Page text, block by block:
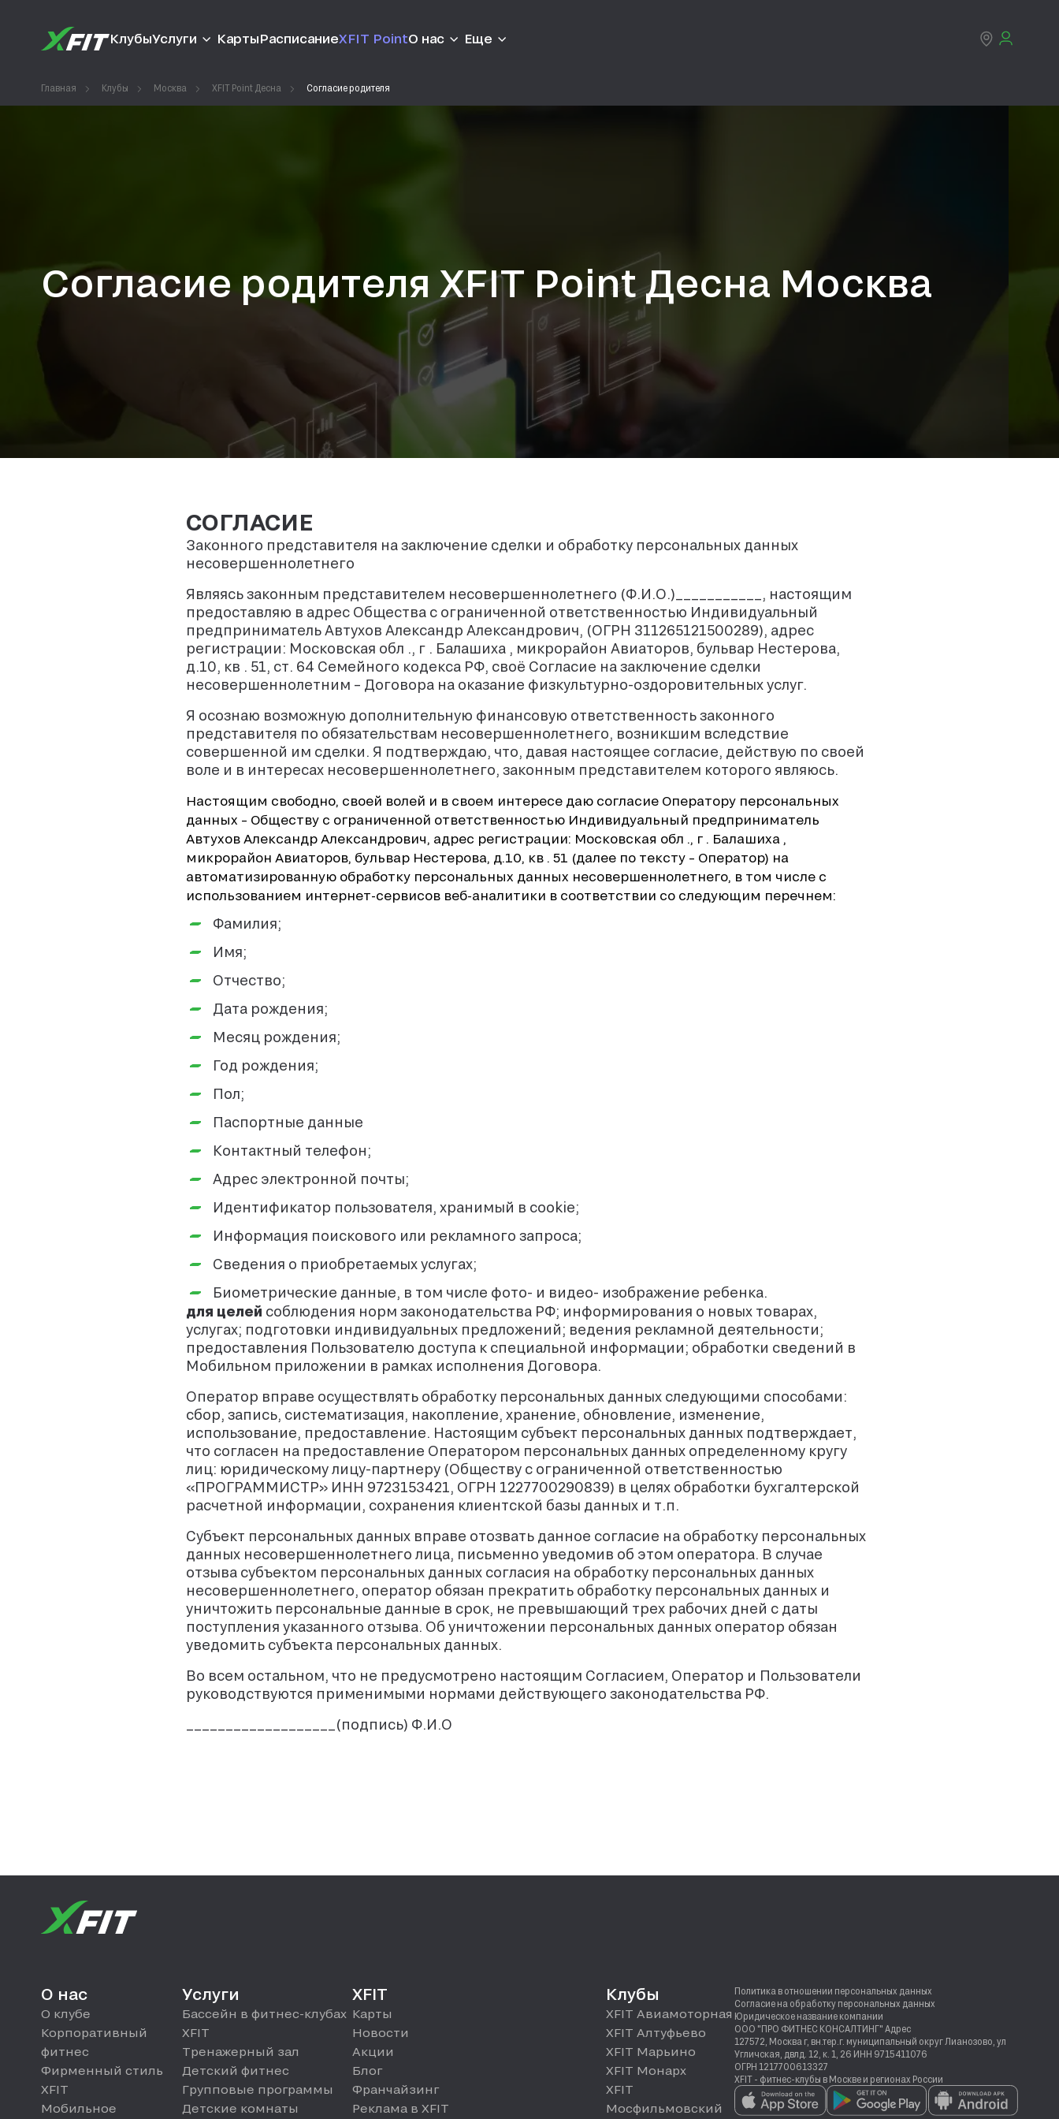
КлубыУслуги КартыРасписаниеXFIT PointО нас Еще
Главная Клубы Москва XFIT Point Десна Согласие родителя
Согласие родителя XFIT Point Десна Москва
СОГЛАСИЕ
Законного представителя на заключение сделки и обработку персональных данных
несовершеннолетнего
Являясь законным представителем несовершеннолетнего (Ф.И.О.)___________, настоящим
предоставляю в адрес Общества с ограниченной ответственностью Индивидуальный
предприниматель Автухов Александр Александрович, (ОГРН 311265121500289), адрес
регистрации: Московская обл ., г . Балашиха , микрорайон Авиаторов, бульвар Нестерова,
д.10, кв . 51, ст. 64 Семейного кодекса РФ, своё Согласие на заключение сделки
несовершеннолетним – Договора на оказание физкультурно-оздоровительных услуг.
Я осознаю возможную дополнительную финансовую ответственность законного
представителя по обязательствам несовершеннолетнего, возникшим вследствие
совершенной им сделки. Я подтверждаю, что, давая настоящее согласие, действую по своей
воле и в интересах несовершеннолетнего, законным представителем которого являюсь.
Настоящим свободно, своей волей и в своем интересе даю согласие Оператору персональных
данных – Обществу с ограниченной ответственностью Индивидуальный предприниматель
Автухов Александр Александрович, адрес регистрации: Московская обл ., г . Балашиха ,
микрорайон Авиаторов, бульвар Нестерова, д.10, кв . 51 (далее по тексту – Оператор) на
автоматизированную обработку персональных данных несовершеннолетнего, в том числе с
использованием интернет-сервисов веб-аналитики в соответствии со следующим перечнем:
Фамилия;
Имя;
Отчество;
Дата рождения;
Месяц рождения;
Год рождения;
Пол;
Паспортные данные
Контактный телефон;
Адрес электронной почты;
Идентификатор пользователя, хранимый в cookie;
Информация поискового или рекламного запроса;
Сведения о приобретаемых услугах;
Биометрические данные, в том числе фото- и видео- изображение ребенка.
для целей соблюдения норм законодательства РФ; информирования о новых товарах,
услугах; подготовки индивидуальных предложений; ведения рекламной деятельности;
предоставления Пользователю доступа к специальной информации; обработки сведений в
Мобильном приложении в рамках исполнения Договора.
Оператор вправе осуществлять обработку персональных данных следующими способами:
сбор, запись, систематизация, накопление, хранение, обновление, изменение,
использование, предоставление. Настоящим субъект персональных данных подтверждает,
что согласен на предоставление Оператором персональных данных определенному кругу
лиц: юридическому лицу-партнеру (Обществу с ограниченной ответственностью
«ПРОГРАММИСТР» ИНН 9723153421, ОГРН 1227700290839) в целях обработки бухгалтерской
расчетной информации, сохранения клиентской базы данных и т.п.
Субъект персональных данных вправе отозвать данное согласие на обработку персональных
данных несовершеннолетнего лица, письменно уведомив об этом оператора. В случае
отзыва субъектом персональных данных согласия на обработку персональных данных
несовершеннолетнего, оператор обязан прекратить обработку персональных данных и
уничтожить персональные данные в срок, не превышающий трех рабочих дней с даты
поступления указанного отзыва. Об уничтожении персональных данных оператор обязан
уведомить субъекта персональных данных.
Во всем остальном, что не предусмотрено настоящим Согласием, Оператор и Пользователи
руководствуются применимыми нормами действующего законодательства РФ.
___________________(подпись) Ф.И.О
О нас
О клубе
Корпоративный
фитнес
Фирменный стиль
XFIT
Мобильное
Услуги
Бассейн в фитнес-клубах
XFIT
Тренажерный зал
Детский фитнес
Групповые программы
Детские комнаты
XFIT
Карты
Новости
Акции
Блог
Франчайзинг
Реклама в XFIT
Клубы
XFIT Авиамоторная
XFIT Алтуфьево
XFIT Марьино
XFIT Монарх
XFIT
Мосфильмовский
Политика в отношении персональных данных
Согласие на обработку персональных данных
Юридическое название компании
ООО "ПРО ФИТНЕС КОНСАЛТИНГ" Адрес
127572, Москва г, вн.тер.г. муниципальный округ Лианозово, ул
Угличская, двлд. 12, к. 1, 26 ИНН 9715411076
ОГРН 1217700613327
XFIT - фитнес-клубы в Москве и регионах России